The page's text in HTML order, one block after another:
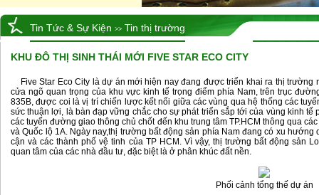
Tin Tức & Sự Kiện >> Tin thị trường
KHU ĐÔ THỊ SINH THÁI MỚI FIVE STAR ECO CITY
Five Star Eco City là dự án mới hiện nay đang được triển khai ra thị trường nhà đất. Dự án Five Star Eco City nằm ngay tại vị trí
cửa ngõ quan trọng của khu vực kinh tế trọng điểm phía Nam, trên trục
835B, được coi là vị trí chiến lược kết nối giữa các vùng qua hệ thống các
sức thuận lợi, là bàn đạp vững chắc cho sự phát triển sắp tới của vùng kinh tế
các tuyến đường giao thông chủ chốt đến khu trung tâm TP.HCM thông qua
và Quốc lộ 1A. Ngày nay,thị trường bất động sản phía Nam đang có xu
cận và các thành phố vệ tinh của TP HCM. Vì vậy, thị trường bất động sản
quan tâm của các nhà đầu tư, đặc biệt là ở phân khúc đất nền.
Phối cảnh tổng thế dự án